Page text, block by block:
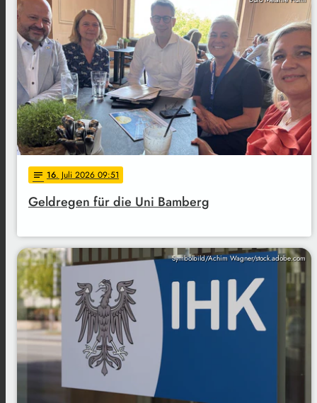
notes 16. Juli 2026 09:51
Geldregen für die Uni Bamberg
Symbolbild/Achim Wagner/stock.adobe.com